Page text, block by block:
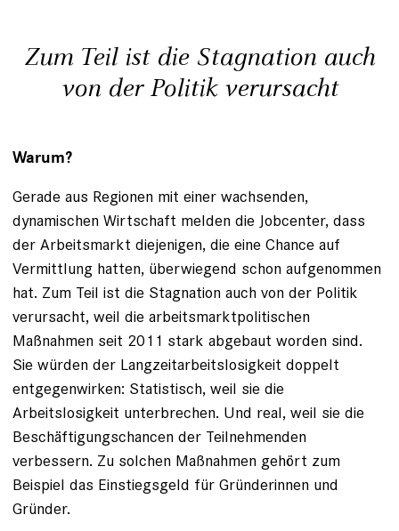
Zum Teil ist die Stagnation auch
von der Politik verursacht
Warum?
Gerade aus Regionen mit einer wachsenden,
dynamischen Wirtschaft melden die Jobcenter, dass
der Arbeitsmarkt diejenigen, die eine Chance auf
Vermittlung hatten, überwiegend schon aufgenommen
hat. Zum Teil ist die Stagnation auch von der Politik
verursacht, weil die arbeitsmarktpolitischen
Maßnahmen seit 2011 stark abgebaut worden sind.
Sie würden der Langzeitarbeitslosigkeit doppelt
entgegenwirken: Statistisch, weil sie die
Arbeitslosigkeit unterbrechen. Und real, weil sie die
Beschäftigungschancen der Teilnehmenden
verbessern. Zu solchen Maßnahmen gehört zum
Beispiel das Einstiegsgeld für Gründerinnen und
Gründer.